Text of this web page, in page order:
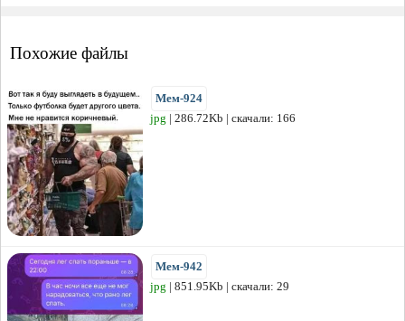
Похожие файлы
Мем-924
jpg | 286.72Kb | скачали: 166
Мем-942
jpg | 851.95Kb | скачали: 29